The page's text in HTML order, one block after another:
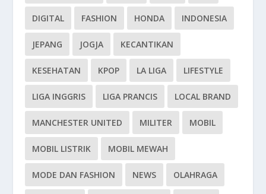
DIGITAL FASHION HONDA INDONESIA
JEPANG JOGJA KECANTIKAN
KESEHATAN KPOP LA LIGA LIFESTYLE
LIGA INGGRIS LIGA PRANCIS LOCAL BRAND
MANCHESTER UNITED MILITER MOBIL
MOBIL LISTRIK MOBIL MEWAH
MODE DAN FASHION NEWS OLAHRAGA